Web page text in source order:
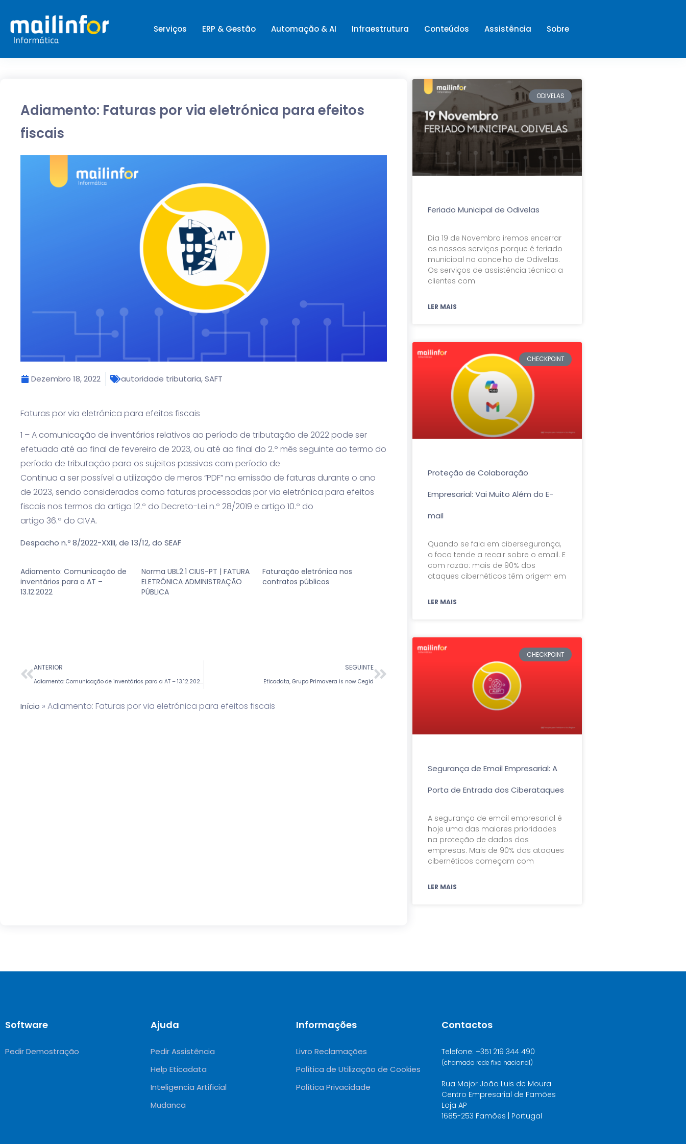
Serviços ERP & Gestão Automação & AI Infraestrutura Conteúdos Assistência Sobre
Adiamento: Faturas por via eletrónica para efeitos
fiscais
Dezembro 18, 2022 autoridade tributaria,SAFT
Faturas por via eletrónica para efeitos fiscais
1 – A comunicação de inventários relativos ao período de tributação de 2022 pode ser
efetuada até ao final de fevereiro de 2023, ou até ao final do 2.º mês seguinte ao termo do
período de tributação para os sujeitos passivos com período de
Continua a ser possível a utilização de meros “PDF” na emissão de faturas durante o ano
de 2023, sendo consideradas como faturas processadas por via eletrónica para efeitos
fiscais nos termos do artigo 12.º do Decreto-Lei n.º 28/2019 e artigo 10.º do
artigo 36.º do CIVA.
Despacho n.º 8/2022-XXIII, de 13/12, do SEAF
Adiamento: Comunicação de
inventários para a AT –
13.12.2022
Norma UBL2.1 CIUS-PT | FATURA
ELETRÓNICA ADMINISTRAÇÃO
PÚBLICA
Faturação eletrónica nos
contratos públicos
ANTERIOR
Adiamento: Comunicação de inventários para a AT – 13.12.2022
SEGUINTE
Eticadata, Grupo Primavera is now Cegid
Início » Adiamento: Faturas por via eletrónica para efeitos fiscais
ODIVELAS
Feriado Municipal de Odivelas
Dia 19 de Novembro iremos encerrar
os nossos serviços porque é feriado
municipal no concelho de Odivelas.
Os serviços de assistência técnica a
clientes com
LER MAIS
CHECKPOINT
Proteção de Colaboração
Empresarial: Vai Muito Além do E-
mail
Quando se fala em cibersegurança,
o foco tende a recair sobre o email. E
com razão: mais de 90% dos
ataques cibernéticos têm origem em
LER MAIS
CHECKPOINT
Segurança de Email Empresarial: A
Porta de Entrada dos Ciberataques
A segurança de email empresarial é
hoje uma das maiores prioridades
na proteção de dados das
empresas. Mais de 90% dos ataques
cibernéticos começam com
LER MAIS
Software
Pedir Demostração
Ajuda
Pedir Assistência
Help Eticadata
Inteligencia Artificial
Mudanca
Informações
Livro Reclamações
Política de Utilização de Cookies
Política Privacidade
Contactos
Telefone: +351 219 344 490
(chamada rede fixa nacional)
Rua Major João Luis de Moura
Centro Empresarial de Famões
Loja AP
1685-253 Famões | Portugal